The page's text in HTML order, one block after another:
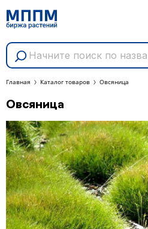
Главная Каталог товаров Овсяница
Овсяница